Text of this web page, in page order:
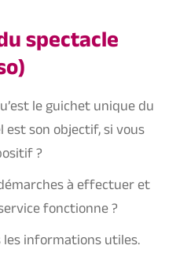
spectacle
le guichet unique du
est son objectif, si vous
?
à effectuer et
fonctionne ?
informations utiles.